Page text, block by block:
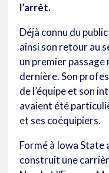
l’arrêt.
Déjà connu du
ainsi son retour au
un premier passage
dernière. Son
de l’équipe et son
avaient été
et ses coéquipiers.
Formé à Iowa State
construit une